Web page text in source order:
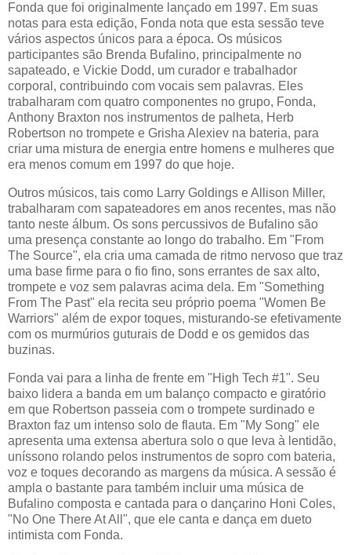
Fonda que foi originalmente lançado em 1997. Em suas
notas para esta edição, Fonda nota que esta sessão teve
vários aspectos únicos para a época. Os músicos
participantes são Brenda Bufalino, principalmente no
sapateado, e Vickie Dodd, um curador e trabalhador
corporal, contribuindo com vocais sem palavras. Eles
trabalharam com quatro componentes no grupo, Fonda,
Anthony Braxton nos instrumentos de palheta, Herb
Robertson no trompete e Grisha Alexiev na bateria, para
criar uma mistura de energia entre homens e mulheres que
era menos comum em 1997 do que hoje.
Outros músicos, tais como Larry Goldings e Allison Miller,
trabalharam com sapateadores em anos recentes, mas não
tanto neste álbum. Os sons percussivos de Bufalino são
uma presença constante ao longo do trabalho. Em "From
The Source", ela cria uma camada de ritmo nervoso que traz
uma base firme para o fio fino, sons errantes de sax alto,
trompete e voz sem palavras acima dela. Em "Something
From The Past" ela recita seu próprio poema "Women Be
Warriors" além de expor toques, misturando-se efetivamente
com os murmúrios guturais de Dodd e os gemidos das
buzinas.
Fonda vai para a linha de frente em "High Tech #1". Seu
baixo lidera a banda em um balanço compacto e giratório
em que Robertson passeia com o trompete surdinado e
Braxton faz um intenso solo de flauta. Em "My Song" ele
apresenta uma extensa abertura solo o que leva à lentidão,
uníssono rolando pelos instrumentos de sopro com bateria,
voz e toques decorando as margens da música. A sessão é
ampla o bastante para também incluir uma música de
Bufalino composta e cantada para o dançarino Honi Coles,
"No One There At All", que ele canta e dança em dueto
intimista com Fonda.